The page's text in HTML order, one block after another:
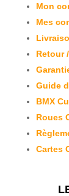
Mon
Mes
Retour
Guide
BMX
Roues
Cartes